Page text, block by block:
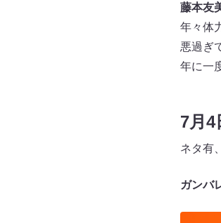
藤本友
年々体
悪過ぎ
年に⼀
7月4
ネタ有
ガンバ